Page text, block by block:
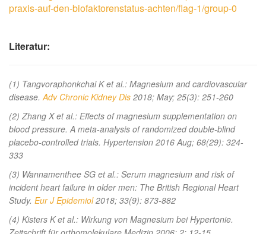
praxis-auf-den-biofaktorenstatus-achten/flag-1/group-0
Literatur:
(1) Tangvoraphonkchai K et al.: Magnesium and cardiovascular
disease.Adv Chronic Kidney Dis 2018; May; 25(3): 251-260
(2) Zhang X et al.: Effects of magnesium supplementation on
blood pressure. A meta-analysis of randomized double-blind
placebo-controlled trials. Hypertension 2016 Aug; 68(29): 324-
333
(3) Wannamenthee SG et al.: Serum magnesium and risk of
incident heart failure in older men: The British Regional Heart
Study. Eur J Epidemiol2018; 33(9): 873-882
(4) Kisters K et al.: Wirkung von Magnesium bei Hypertonie.